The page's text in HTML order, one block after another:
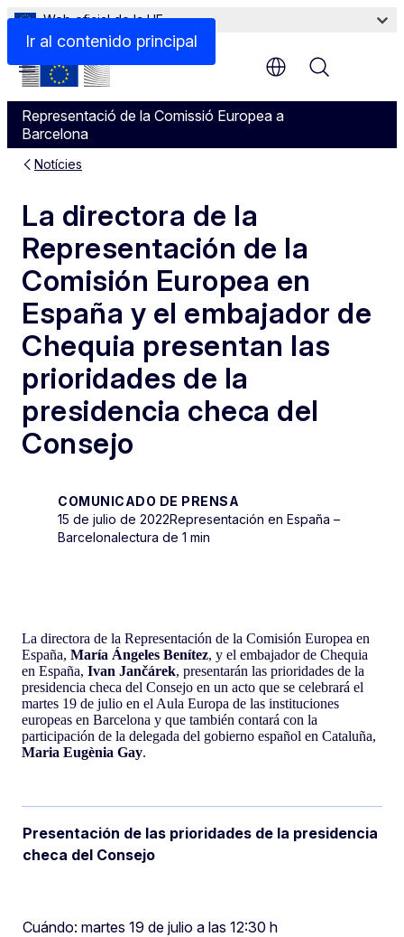
Ir al contenido principal
Web oficial de la UE
Representació de la Comissió Europea a
Barcelona
Menu
Notícies
La directora de la
Representación de la
Comisión Europea en
España y el embajador de
Chequia presentan las
prioridades de la
presidencia checa del
Consejo
COMUNICADO DE PRENSA
15 de julio de 2022Representación en España –
Barcelonalectura de 1 min
La directora de la Representación de la Comisión Europea en
España, María Ángeles Benítez, y el embajador de Chequia
en España, Ivan Jančárek, presentarán las prioridades de la
presidencia checa del Consejo en un acto que se celebrará el
martes 19 de julio en el Aula Europa de las instituciones
europeas en Barcelona y que también contará con la
participación de la delegada del gobierno español en Cataluña,
Maria Eugènia Gay.
Presentación de las prioridades de la presidencia
checa del Consejo
Cuándo: martes 19 de julio a las 12:30 h